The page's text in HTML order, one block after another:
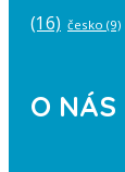
(16) česko (9)
O NÁS